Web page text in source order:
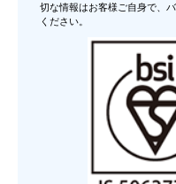
切な情報はお客様ご自身で、
ください。